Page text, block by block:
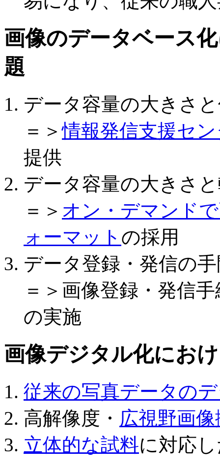
画像のデータベース
題
データ容量の大きさ
＝＞情報発信支援セ
提供
データ容量の大きさ
＝＞ オン・デマンド
ォーマット の採用
データ登録・発信の
＝＞画像登録・発信
の実施
画像デジタル化にお
従来の写真データの
高解像度・ 広視野画
立体的な試料に対応